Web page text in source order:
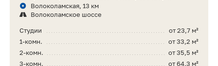
Волоколамская, 13 км
Волоколамское шоссе
от 23,7 м²
Студии
от 33,2 м²
1-комн.
от 35,5 м²
2-комн.
от 64,3 м²
3-комн.